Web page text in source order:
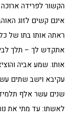
הקשור לפרידה
אינם קשים לזוג
ראתה אותו בתו של
אתקדש לך – תלך
אותו. שמע אביה
עקיבא וישב שתים
שנים עשר אלף
לאשתו: עד מתי את